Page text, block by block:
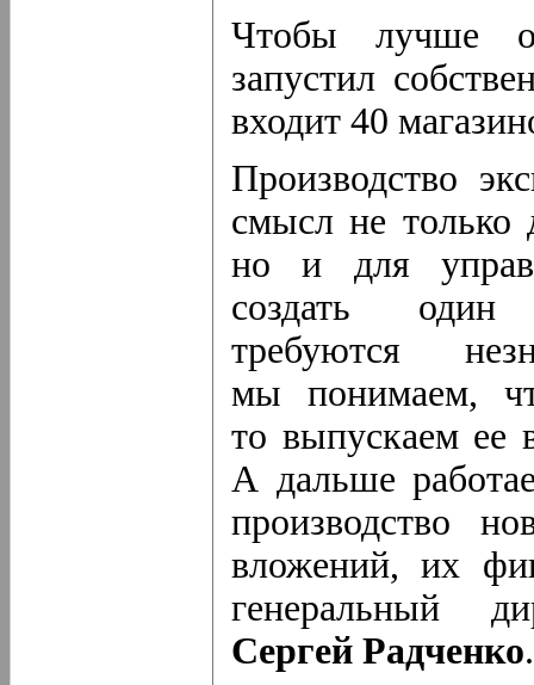
Чтобы лучше
запустил
входит 40
Производство
смысл не только
но и для
создать один
требуются
мы понимаем,
то выпускаем ее
А дальше
производство
вложений, их
генеральный
Сергей Радченко.